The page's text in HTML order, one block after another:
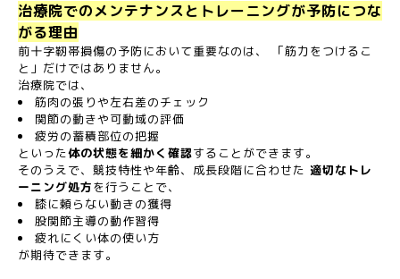
治療院でのメンテナンスとトレーニングが予防につな
がる理由
前十字靭帯損傷の予防において重要なのは、 「筋力をつけるこ
と」だけではありません。
治療院では、
筋肉の張りや左右差のチェック
関節の動きや可動域の評価
疲労の蓄積部位の把握
といった体の状態を細かく確認することができます。
そのうえで、競技特性や年齢、成長段階に合わせた 適切なトレ
ーニング処方を行うことで、
膝に頼らない動きの獲得
股関節主導の動作習得
疲れにくい体の使い方
が期待できます。